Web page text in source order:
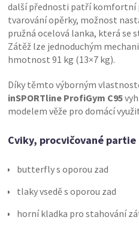
další přednosti patří komfortní
tvarování opěrky, možnost
pružná ocelová lanka, která se
Zátěž lze jednoduchým
hmotnost 91 kg (13×7 kg).
Díky těmto výborným
inSPORTline ProfiGym C95
modelem věže pro domácí
Cviky, procvičované partie
butterfly s oporou zad
tlaky vsedě s oporou zad
horní kladka pro stahování